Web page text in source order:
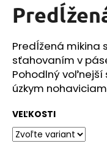
Predĺžená mikina
sťahovaním v
Pohodlný
úzkym
VEĽKOSTI
d
p
o
r
č
a
m